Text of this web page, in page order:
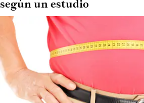
según un estudio